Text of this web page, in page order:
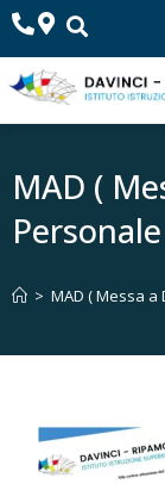
MAD (
> MAD ( Messa